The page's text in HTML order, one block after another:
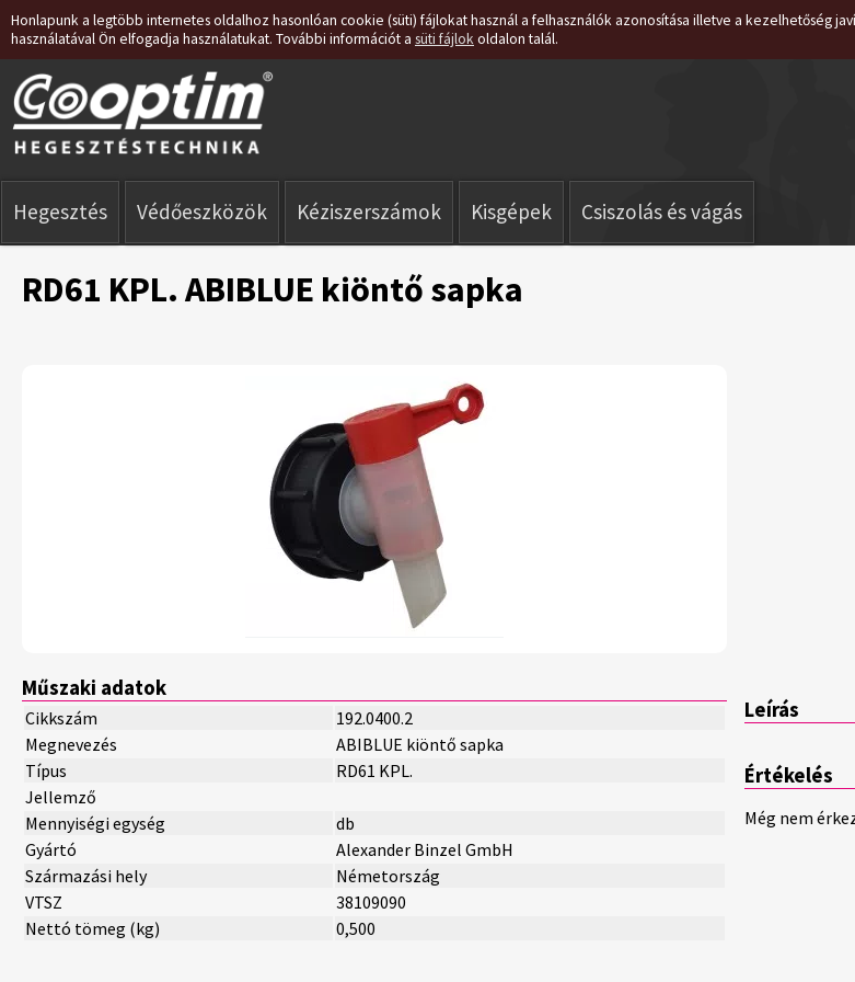
Honlapunk a legtöbb internetes oldalhoz hasonlóan cookie (süti) fájlokat használ a felhasználók azonosítása illetve a kezelhetőség
használatával Ön elfogadja használatukat. További információt a süti fájlok oldalon talál.
Hegesztés Védőeszközök Kéziszerszámok Kisgépek Csiszolás és vágás
RD61 KPL. ABIBLUE kiöntő sapka
Műszaki adatok
Cikkszám
192.0400.2
Megnevezés
ABIBLUE kiöntő sapka
Típus
RD61 KPL.
Jellemző
Mennyiségi egység
db
Gyártó
Alexander Binzel GmbH
Származási hely
Németország
VTSZ
38109090
Nettó tömeg (kg)
0,500
Leírás
Értékelés
Még nem